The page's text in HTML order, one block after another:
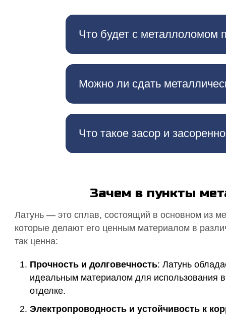
Что будет с металлоломом
Можно ли сдать
Что такое засор и
Зачем в пункты
Латунь — это сплав, состоящий в основном из
которые делают его ценным материалом в
так ценна:
Прочность и долговечность: Латунь
идеальным материалом для использования
отделке.
Электропроводность и устойчивость к